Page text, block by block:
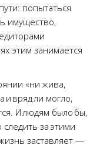
попытаться
имущество,
этим занимается
«ни жива,
и вряд ли могло,
И людям было бы,
за этими
заставляет —